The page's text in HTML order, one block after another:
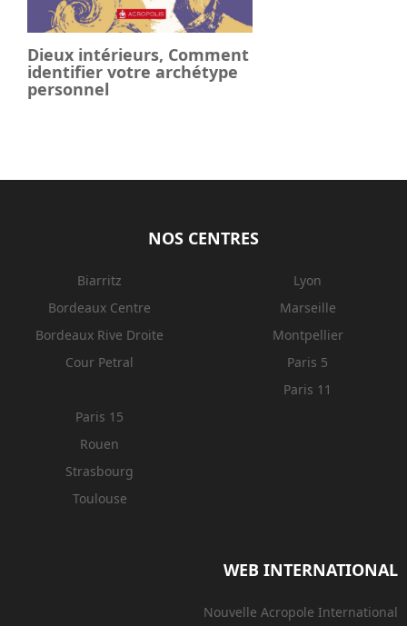
Dieux intérieurs, Comment
identifier votre archétype
personnel
NOS CENTRES
Biarritz
Bordeaux Centre
Bordeaux Rive Droite
Cour Petral
Lyon
Marseille
Montpellier
Paris 5
Paris 11
Paris 15
Rouen
Strasbourg
Toulouse
WEB INTERNATIONAL
Nouvelle Acropole International